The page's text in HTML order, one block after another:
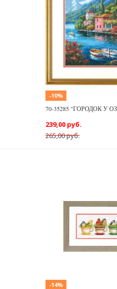
-10%
70-35285 "ГОРОДОК У
265,00 руб.
239,00 руб.
-14%